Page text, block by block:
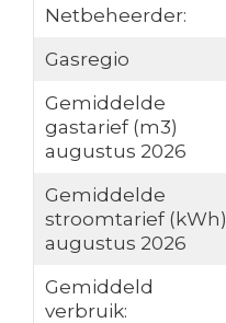
Netbeheerder:
Gasregio
Gemiddelde
gastarief (m3)
augustus 2026
Gemiddelde
stroomtarief (kWh)
augustus 2026
Gemiddeld
verbruik: